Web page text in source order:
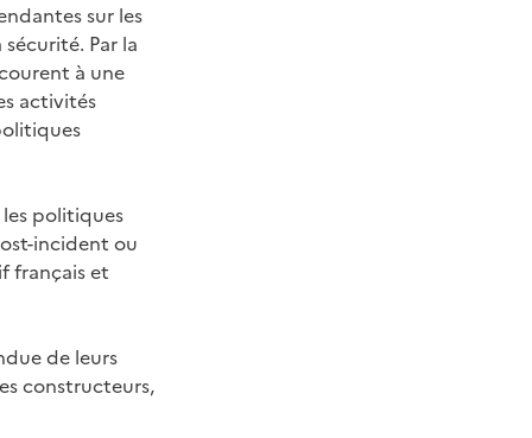
sur les
Par la
à une
activités
les politiques
incident ou
français et
de leurs
constructeurs,